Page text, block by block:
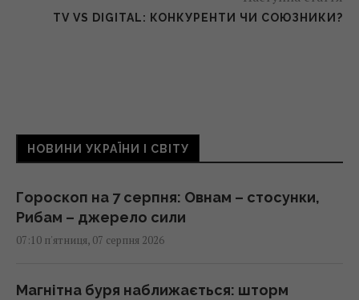
TV VS DIGITAL: КОНКУРЕНТИ ЧИ СОЮЗНИКИ?
НОВИНИ УКРАЇНИ І СВІТУ
Гороскоп на 7 серпня: Овнам – стосунки,
Рибам – джерело сили
07:10 п'ятниця, 07 серпня 2026
Магнітна буря наближається: шторм